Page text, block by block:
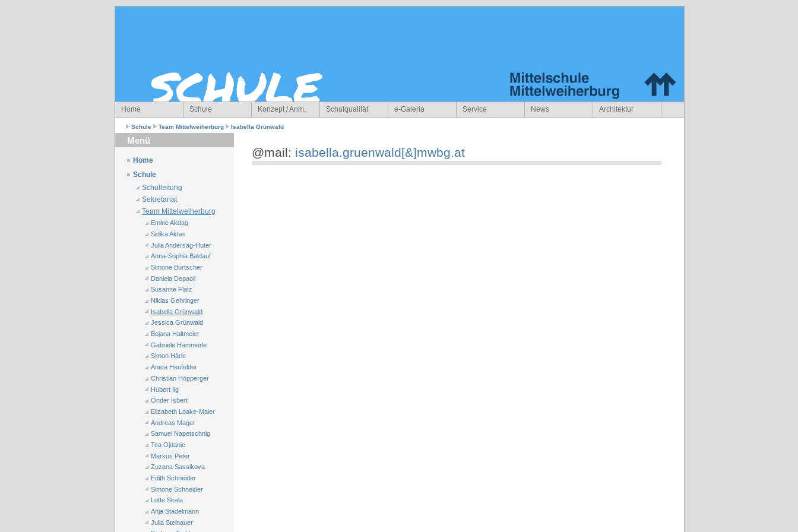
Home Schule Konzept / Anm. Schulqualität e-Galeria Service News Architektur
Schule Team Mittelweiherburg Isabella Grünwald
Menü
Home
Schule
Schulleitung
Sekretariat
Team Mittelweiherburg
Emine Akdag
Sidika Aktas
Julia Andersag-Huter
Anna-Sophia Baldauf
Simone Burtscher
Daniela Depaoli
Susanne Flatz
Niklas Gehringer
Isabella Grünwald
Jessica Grünwald
Bojana Haltmeier
Gabriele Hämmerle
Simon Härle
Aneta Heufelder
Christian Höpperger
Hubert Ilg
Önder Isbert
Elizabeth Loake-Maier
Andreas Mager
Samuel Napetschnig
Tea Ojdanic
Markus Peter
Zuzana Sassikova
Edith Schneider
Simone Schneider
Lotte Skala
Anja Stadelmann
Julia Steinauer
@mail: isabella.gruenwald[&]mwbg.at